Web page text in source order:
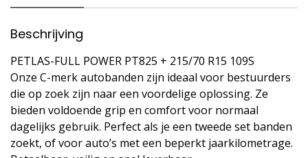
Beschrijving
PETLAS-FULL POWER PT825 + 215/70 R15 109S
Onze C-merk autobanden zijn ideaal voor bestuurders
die op zoek zijn naar een voordelige oplossing. Ze
bieden voldoende grip en comfort voor normaal
dagelijks gebruik. Perfect als je een tweede set banden
zoekt, of voor auto’s met een beperkt jaarkilometrage.